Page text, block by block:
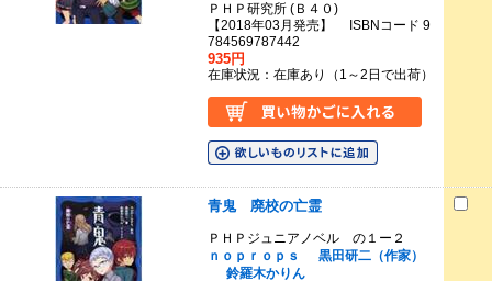
ＰＨＰ研究所 (Ｂ４０)
【2018年03月発売】 ISBNコード 9
784569787442
935円
在庫状況：在庫あり（1～2日で出荷）
青鬼 廃校の亡霊
ＰＨＰジュニアノベル の１ー２
ｎｏｐｒｏｐｓ
黒田研二（作家）
鈴羅木かりん